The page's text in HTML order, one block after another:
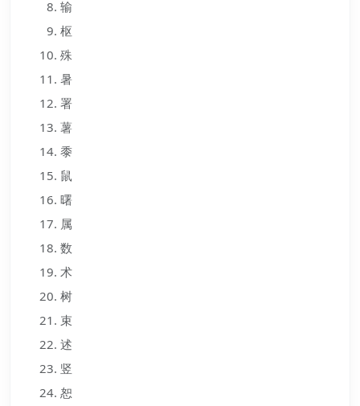
输
枢
殊
暑
署
薯
黍
鼠
曙
属
数
术
树
束
述
竖
恕